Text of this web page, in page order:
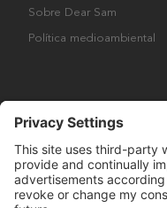
Sobre Dear Sam
Política medioambiental
Derechos de autor ©